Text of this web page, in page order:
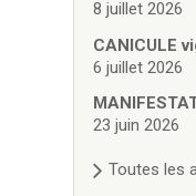
8 juillet 2026
CANICULE
6 juillet 2026
23 juin 2026
Toutes les